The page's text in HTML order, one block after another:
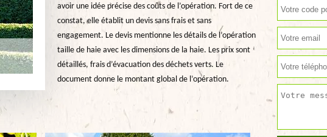
avoir une idée précise des coûts de l’opération. Fort de ce
constat, elle établit un devis sans frais et sans
engagement. Le devis mentionne les détails de l’opération
taille de haie avec les dimensions de la haie. Les prix sont
détaillés, frais d’évacuation des déchets verts. Le
document donne le montant global de l’opération.